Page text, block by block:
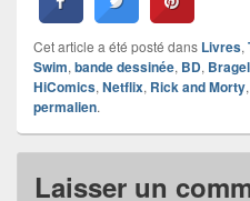
Cet article a été posté dans Livres,
Swim,bande dessinée, BD,
HiComics,Netflix, Rick and Morty,
permalien.
Laisser un